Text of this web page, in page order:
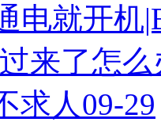
电就开机
来了怎
求人09-29